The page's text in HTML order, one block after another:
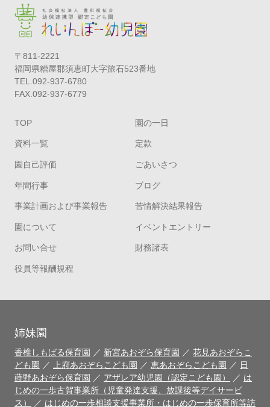
〒811-2221
福岡県糟屋郡須恵町大字旅石523番地
TEL.092-937-6780
FAX.092-937-6779
TOP 園の一日
資料一覧 定款
園自己評価 ごあいさつ
年間行事 ブログ
事業計画および事業報告 苦情解決結果報告
園について イベントエントリー
お問い合せ 財務諸表
役員等報酬規程
姉妹園
香椎しもばる保育園 ／ 新宮あおぞら保育園 ／ 花見あおぞらこ
ども園 ／ 上府あおぞらこども園 ／ 恵あおぞらこども園 ／ 日
蒔野あおぞら保育園 ／ アザレア幼児園（認定こども園） ／ は
じめの一歩古賀事業所（児童発達支援、放課後等デイサービ
ス）
／ はじめの一歩相談支援事業所・はじめの一歩保育所等訪